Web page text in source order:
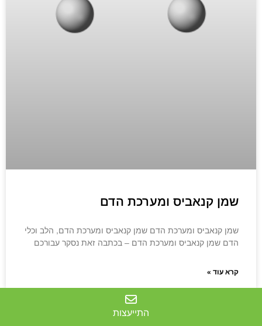
שמן קנאביס ומערכת הדם
שמן קנאביס ומערכת הדם שמן קנאביס ומערכת הדם, הלב וכלי
הדם שמן קנאביס ומערכת הדם – בכתבה זאת נסקר עבורכם
קרא עוד »
התייעצות